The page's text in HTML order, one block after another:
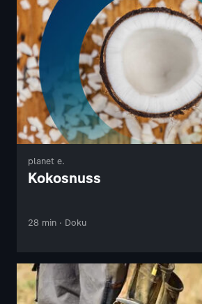
planet e.
Kokosnuss
28 min · Doku